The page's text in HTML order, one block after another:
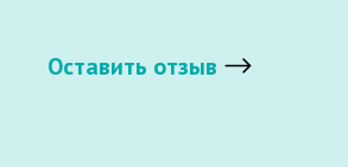
Оставить отзыв